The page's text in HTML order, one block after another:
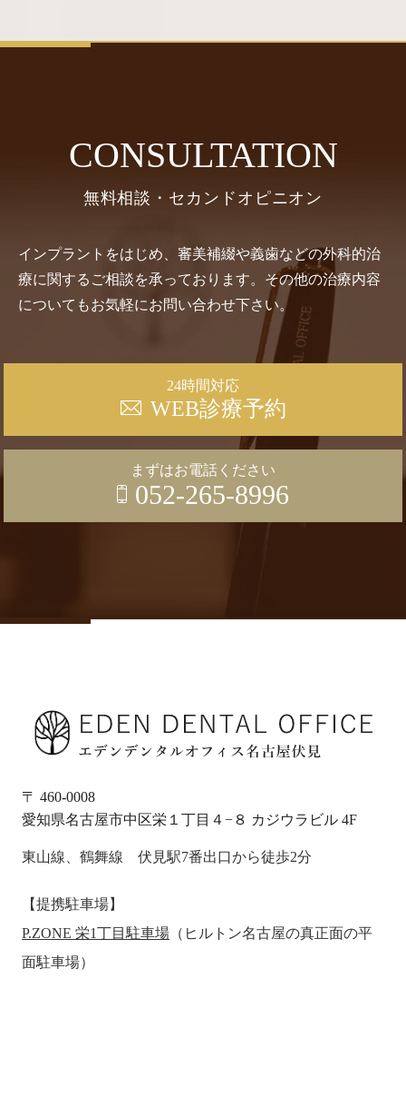
CONSULTATION
無料相談・セカンドオピニオン
インプラントをはじめ、審美補綴や義歯などの外科的治
療に関するご相談を承っております。その他の治療内容
についてもお気軽にお問い合わせ下さい。
24時間対応
WEB診療予約
まずはお電話ください
052-265-8996
〒 460-0008
愛知県名古屋市中区栄１丁目４−８ カジウラビル 4F
東山線、鶴舞線 伏見駅7番出口から徒歩2分
【提携駐車場】
P.ZONE 栄1丁目駐車場 （ヒルトン名古屋の真正面の平
面駐車場）